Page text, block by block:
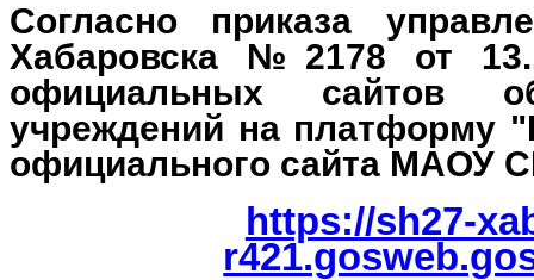
Согласно приказа
Хабаровска №2178 от
официальных сайтов
учреждений на платформу
официального сайта
https://sh27-